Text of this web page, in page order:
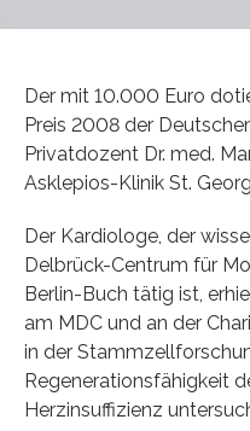
Der mit 10.000 Euro
Preis 2008 der
Privatdozent Dr. med.
Asklepios-Klinik St.
Der Kardiologe, der
Delbrück-Centrum für
Berlin-Buch tätig ist,
am MDC und an der
in der
Regenerationsfähigkeit
Herzinsuffizienz